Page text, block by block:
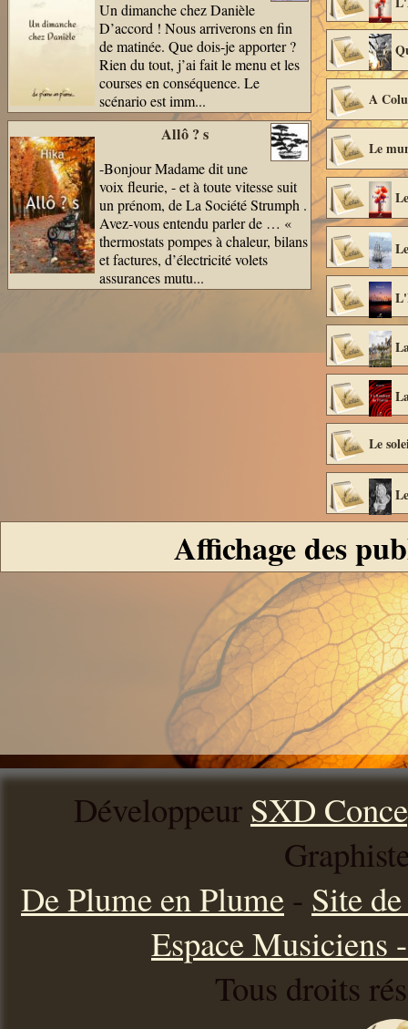
Un dimanche chez Danièle
D’accord ! Nous arriverons en fin
de matinée. Que dois-je apporter ?
Rien du tout, j’ai fait le menu et les
courses en conséquence. Le
scénario est imm...
Allô ? s
-Bonjour Madame dit une
voix fleurie, - et à toute vitesse suit
un prénom, de La Société Strumph .
Avez-vous entendu parler de … «
thermostats pompes à chaleur, bilans
et factures, d’électricité volets
assurances mutu...
A
Le
Le
Affichage des
Développeur SXD
De Plume en Plume - Site
Espace Musiciens
Tous droits